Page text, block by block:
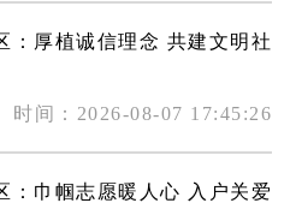
：厚植诚信理念 共建文明社
时间：2026-08-07 17:45:26
：巾帼志愿暖人心 入户关爱